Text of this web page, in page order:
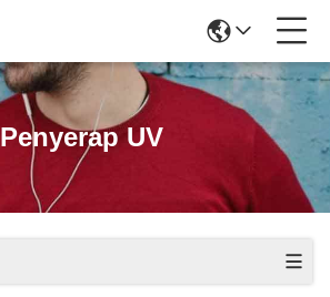
Penyerap UV